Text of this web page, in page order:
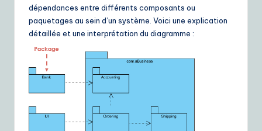
dépendances entre différents composants ou
paquetages au sein d’un système. Voici une explication
détaillée et une interprétation du diagramme :